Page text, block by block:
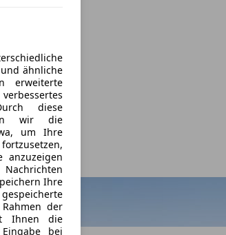
ähnliche
erweiterte
diese
wir die
um Ihre
anzuzeigen
Ihre
der
Ihnen die
bei